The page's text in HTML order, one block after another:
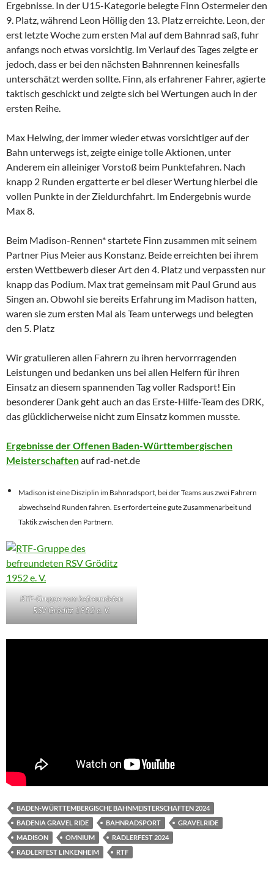
Ergebnisse. In der U15-Kategorie belegte Finn Ostermeier den
9. Platz, während Leon Höllig den 13. Platz erreichte. Leon, der
erst letzte Woche zum ersten Mal auf dem Bahnrad saß, fuhr
anfangs noch etwas vorsichtig. Im Verlauf des Tages zeigte er
jedoch, dass er bei den nächsten Bahnrennen keinesfalls
unterschätzt werden sollte. Finn, als erfahrener Fahrer, agierte
taktisch geschickt und zeigte sich bei Wertungen auch in der
ersten Reihe.
Max Helwing, der immer wieder etwas vorsichtiger auf der
Bahn unterwegs ist, zeigte einige tolle Aktionen, unter
Anderem ein alleiniger Vorstoß beim Punktefahren. Nach
knapp 2 Runden ergatterte er bei dieser Wertung hierbei die
vollen Punkte in der Zieldurchfahrt. Im Endergebnis wurde
Max 8.
Beim Madison-Rennen* startete Finn zusammen mit seinem
Partner Pius Meier aus Konstanz. Beide erreichten bei ihrem
ersten Wettbewerb dieser Art den 4. Platz und verpassten nur
knapp das Podium. Max trat gemeinsam mit Paul Grund aus
Singen an. Obwohl sie bereits Erfahrung im Madison hatten,
waren sie zum ersten Mal als Team unterwegs und belegten
den 5. Platz
Wir gratulieren allen Fahrern zu ihren hervorrragenden
Leistungen und bedanken uns bei allen Helfern für ihren
Einsatz an diesem spannenden Tag voller Radsport! Ein
besonderer Dank geht auch an das Erste-Hilfe-Team des DRK,
das glücklicherweise nicht zum Einsatz kommen musste.
Ergebnisse der Offenen Baden-Württembergischen
Meisterschaftenauf rad-net.de
Madison ist eine Disziplin im Bahnradsport, bei der Teams aus zwei Fahrern
abwechselnd Runden fahren. Es erfordert eine gute Zusammenarbeit und
Taktik zwischen den Partnern.
RTF-Gruppe vom befreundeten
RSV Gröditz 1952 e. V.
BADEN-WÜRTTEMBERGISCHE BAHNMEISTERSCHAFTEN 2024
BADENIA GRAVEL RIDE
BAHNRADSPORT
GRAVELRIDE
MADISON
OMNIUM
RADLERFEST 2024
RADLERFEST LINKENHEIM
RTF